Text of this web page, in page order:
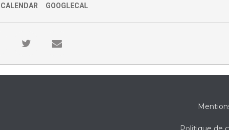
CALENDAR GOOGLECAL